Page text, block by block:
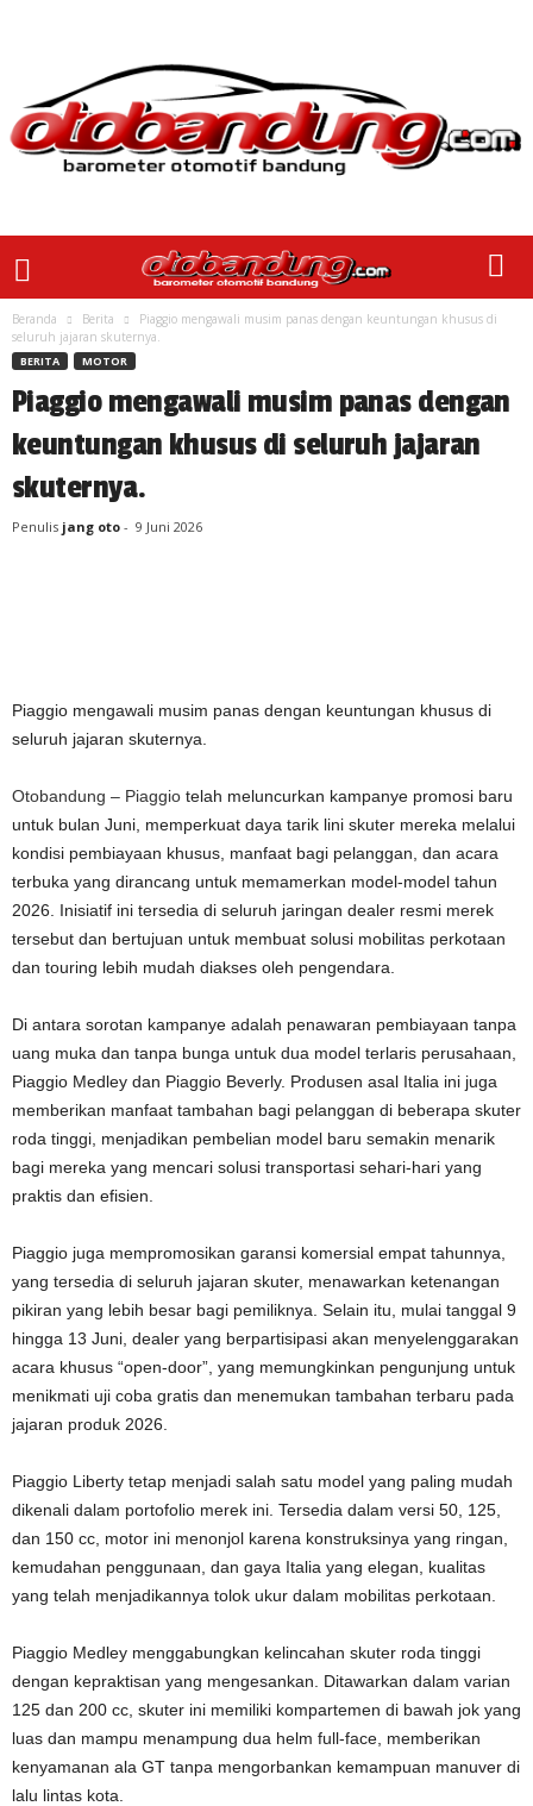
Beranda Berita
Piaggio mengawali musim panas dengan keuntungan khusus di
seluruh jajaran skuternya.
BERITA MOTOR
Piaggio mengawali musim panas dengan
keuntungan khusus di seluruh jajaran
skuternya.
Penulis jang oto - 9 Juni 2026
Piaggio mengawali musim panas dengan keuntungan khusus di
seluruh jajaran skuternya.
Otobandung – Piaggio telah meluncurkan kampanye promosi baru
untuk bulan Juni, memperkuat daya tarik lini skuter mereka melalui
kondisi pembiayaan khusus, manfaat bagi pelanggan, dan acara
terbuka yang dirancang untuk memamerkan model-model tahun
2026. Inisiatif ini tersedia di seluruh jaringan dealer resmi merek
tersebut dan bertujuan untuk membuat solusi mobilitas perkotaan
dan touring lebih mudah diakses oleh pengendara.
Di antara sorotan kampanye adalah penawaran pembiayaan tanpa
uang muka dan tanpa bunga untuk dua model terlaris perusahaan,
Piaggio Medley dan Piaggio Beverly. Produsen asal Italia ini juga
memberikan manfaat tambahan bagi pelanggan di beberapa skuter
roda tinggi, menjadikan pembelian model baru semakin menarik
bagi mereka yang mencari solusi transportasi sehari-hari yang
praktis dan efisien.
Piaggio juga mempromosikan garansi komersial empat tahunnya,
yang tersedia di seluruh jajaran skuter, menawarkan ketenangan
pikiran yang lebih besar bagi pemiliknya. Selain itu, mulai tanggal 9
hingga 13 Juni, dealer yang berpartisipasi akan menyelenggarakan
acara khusus “open-door”, yang memungkinkan pengunjung untuk
menikmati uji coba gratis dan menemukan tambahan terbaru pada
jajaran produk 2026.
Piaggio Liberty tetap menjadi salah satu model yang paling mudah
dikenali dalam portofolio merek ini. Tersedia dalam versi 50, 125,
dan 150 cc, motor ini menonjol karena konstruksinya yang ringan,
kemudahan penggunaan, dan gaya Italia yang elegan, kualitas
yang telah menjadikannya tolok ukur dalam mobilitas perkotaan.
Piaggio Medley menggabungkan kelincahan skuter roda tinggi
dengan kepraktisan yang mengesankan. Ditawarkan dalam varian
125 dan 200 cc, skuter ini memiliki kompartemen di bawah jok yang
luas dan mampu menampung dua helm full-face, memberikan
kenyamanan ala GT tanpa mengorbankan kemampuan manuver di
lalu lintas kota.